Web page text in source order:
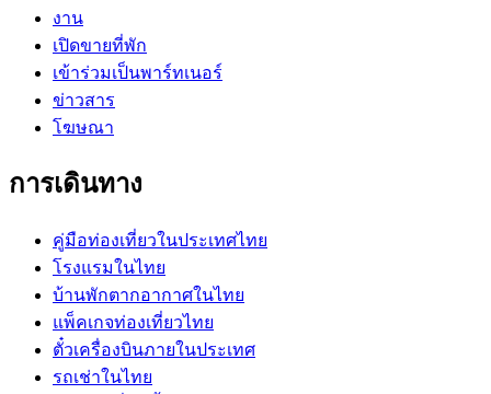
งาน
เปิดขายที่พัก
เข้าร่วมเป็นพาร์ทเนอร์
ข่าวสาร
โฆษณา
การเดินทาง
คู่มือท่องเที่ยวในประเทศไทย
โรงแรมในไทย
บ้านพักตากอากาศในไทย
แพ็คเกจท่องเที่ยวไทย
ตั๋วเครื่องบินภายในประเทศ
รถเช่าในไทย